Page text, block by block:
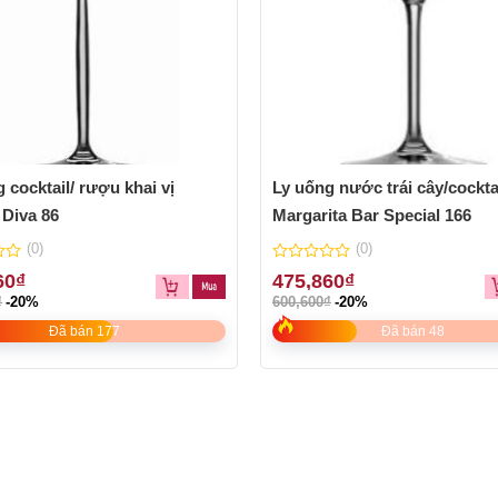
cocktail/ rượu khai vị
86
(0)
₫
-20%
Đã bán 177
Ly uống nước trái cây/
Margarita Bar Special 166
0
out
of
5
(0)
475,860₫
600,600₫ -20%
Đã bán 48